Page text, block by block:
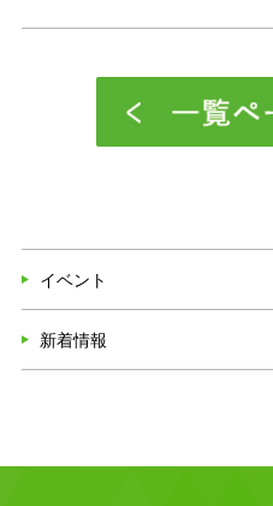
イベント
新着情報